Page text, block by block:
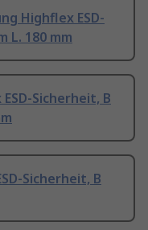
Highflex ESD-
L. 180 mm
Sicherheit, B
Sicherheit, B